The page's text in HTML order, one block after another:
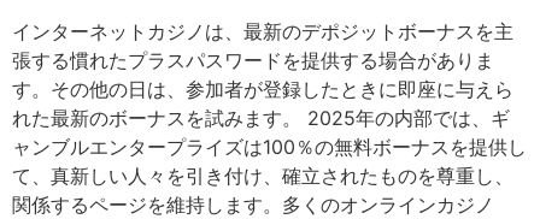
インターネットカジノは、最新のデポジットボーナスを主
張する慣れたプラスパスワードを提供する場合がありま
す。その他の日は、参加者が登録したときに即座に与えら
れた最新のボーナスを試みます。 2025年の内部では、ギ
ャンブルエンタープライズは100％の無料ボーナスを提供し
て、真新しい人々を引き付け、確立されたものを尊重し、
関係するページを維持します。多くのオンラインカジノ